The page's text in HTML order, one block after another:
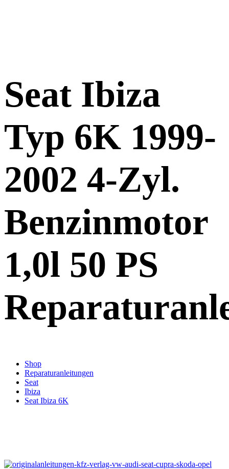
Seat Ibiza
Typ 6K 1999-
2002 4-Zyl.
Benzinmotor
1,0l 50 PS
Shop
Reparaturanleitungen
Seat
Ibiza
Seat Ibiza 6K